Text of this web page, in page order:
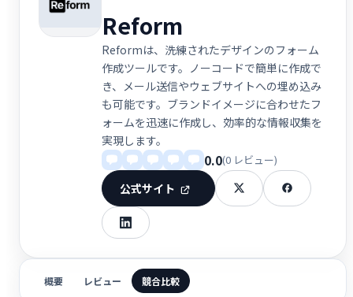
Reform
Reformは、洗練されたデザインのフォーム
作成ツールです。ノーコードで簡単に作成で
き、メール送信やウェブサイトへの埋め込み
も可能です。ブランドイメージに合わせたフ
ォームを迅速に作成し、効率的な情報収集を
実現します。
0.0(0 レビュー)
公式サイト
概要 レビュー 競合比較